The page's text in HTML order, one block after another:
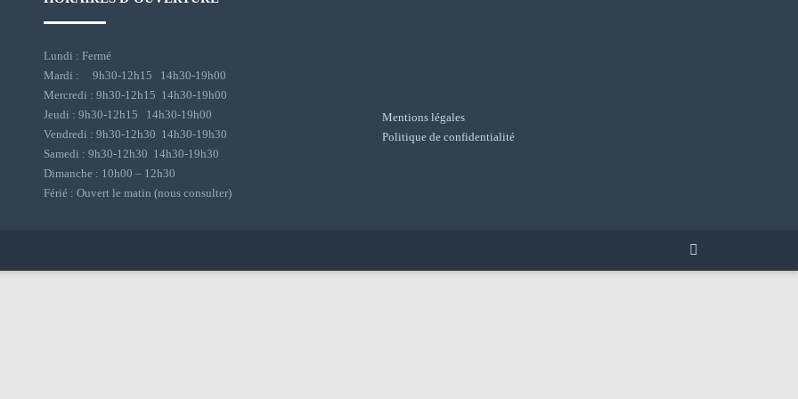
Lundi : Fermé
Mardi : 9h30-12h15 14h30-19h00
Mercredi : 9h30-12h15 14h30-19h00
Jeudi : 9h30-12h15 14h30-19h00
Vendredi : 9h30-12h30 14h30-19h30
Samedi : 9h30-12h30 14h30-19h30
Dimanche : 10h00 – 12h30
Férié : Ouvert le matin (nous consulter)
Mentions légales
Politique de confidentialité